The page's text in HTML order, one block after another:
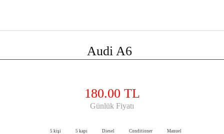
Audi A6
180.00 TL
Günlük Fiyatı
5 kişi 5 kapı Diesel Conditioner Manuel